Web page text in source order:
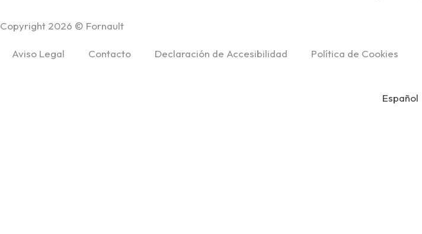
Copyright 2026 © Fornault
Aviso Legal Contacto Declaración de Accesibilidad Política de Cookies
Español